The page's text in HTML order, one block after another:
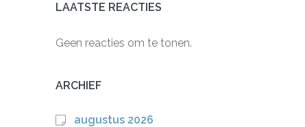
LAATSTE REACTIES
Geen reacties om te tonen.
ARCHIEF
augustus 2026